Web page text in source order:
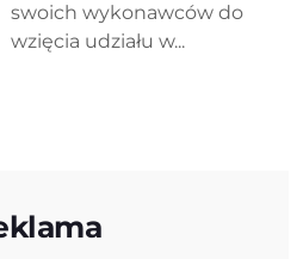
swoich wykonawców do
wzięcia udziału w...